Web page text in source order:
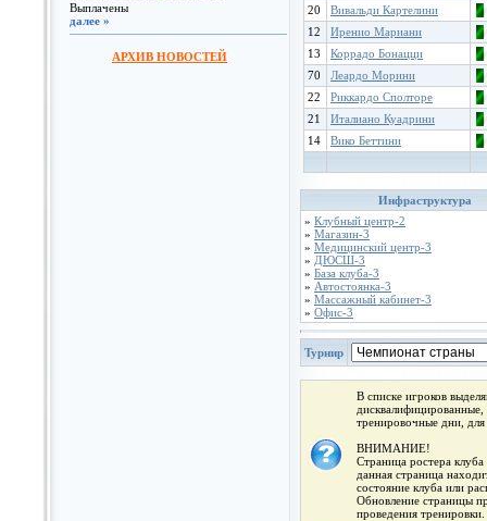
Выплачены
далее »
АРХИВ НОВОСТЕЙ
20
Вивальди Картелини
12
Иренио Мариани
13
Коррадо Бонацци
70
Леардо Морини
22
Риккардо Сполторе
21
Италиано Куадрини
14
Вико Беттини
Инфраструктура
» Клубный центр-2
» Магазин-3
» Медицинский центр-3
» ДЮСШ-3
» База клуба-3
» Автостоянка-3
» Массажный кабинет-3
» Офис-3
Турнир
В списке игроков
тренировочные дни,
ВНИМАНИЕ!
Страница ростера
данная страница
состояние клуба или
Обновление страницы
проведения тренировки.